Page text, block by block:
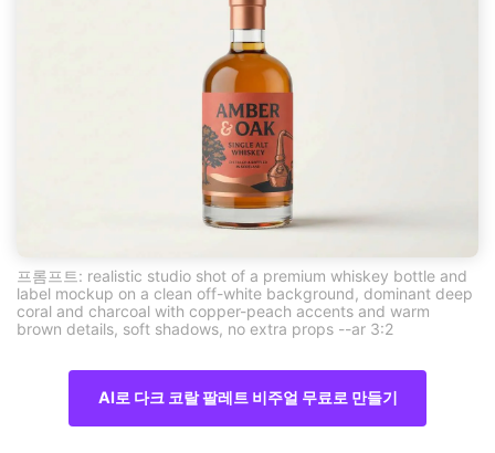
프롬프트: realistic studio shot of a premium whiskey bottle and
label mockup on a clean off-white background, dominant deep
coral and charcoal with copper-peach accents and warm
brown details, soft shadows, no extra props --ar 3:2
AI로 다크 코랄 팔레트 비주얼 무료로 만들기